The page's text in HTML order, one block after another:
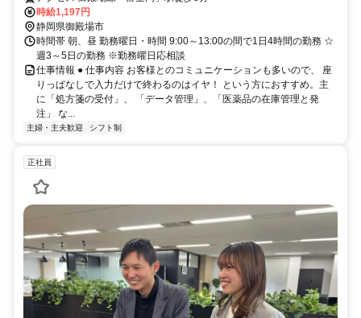
時給1,197円
静岡県御殿場市
時間帯 朝、昼 勤務曜日・時間 9:00～13:00の間で1日4時間の勤務 ☆
週3～5日の勤務 ※勤務曜日応相談
仕事情報 ● 仕事内容 お客様とのコミュニケーションも多いので、 座
りっぱなしで入力だけで終わるのはイヤ！ という方におすすめ。主
に「処方箋の受付」、 「データ管理」、「医薬品の在庫管理と発
注」 な...
主婦・主夫歓迎 シフト制
正社員